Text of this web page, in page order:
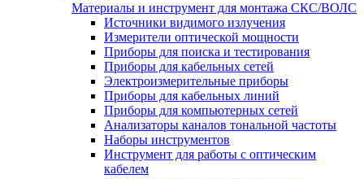
Материалы и инструмент для монтажа СКС/ВОЛС
Источники видимого излучения
Измерители оптической мощности
Приборы для поиска и тестирования
Приборы для кабельных сетей
Электроизмерительные приборы
Приборы для кабельных линий
Приборы для компьютерных сетей
Анализаторы каналов тональной частоты
Наборы инструментов
Инструмент для работы с оптическим
кабелем